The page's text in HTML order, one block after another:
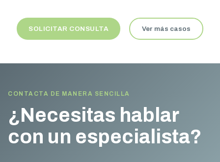
SOLICITAR CONSULTA Ver más casos
CONTACTA DE MANERA SENCILLA
¿Necesitas hablar
con un especialista?